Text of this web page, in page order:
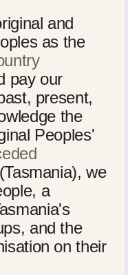
and
as the
pay our
present,
the
Peoples'
we
a
and the
on their